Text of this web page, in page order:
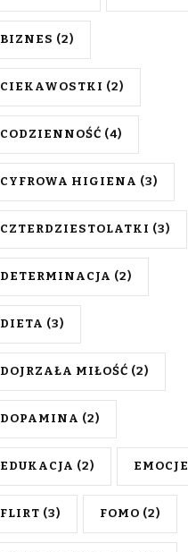
BIZNES (2)
CIEKAWOSTKI (2)
CODZIENNOŚĆ (4)
CYFROWA HIGIENA (3)
CZTERDZIESTOLATKI (3)
DETERMINACJA (2)
DIETA (3)
DOJRZAŁA MIŁOŚĆ (2)
DOPAMINA (2)
EDUKACJA (2) EMOCJE
FLIRT (3) FOMO (2)